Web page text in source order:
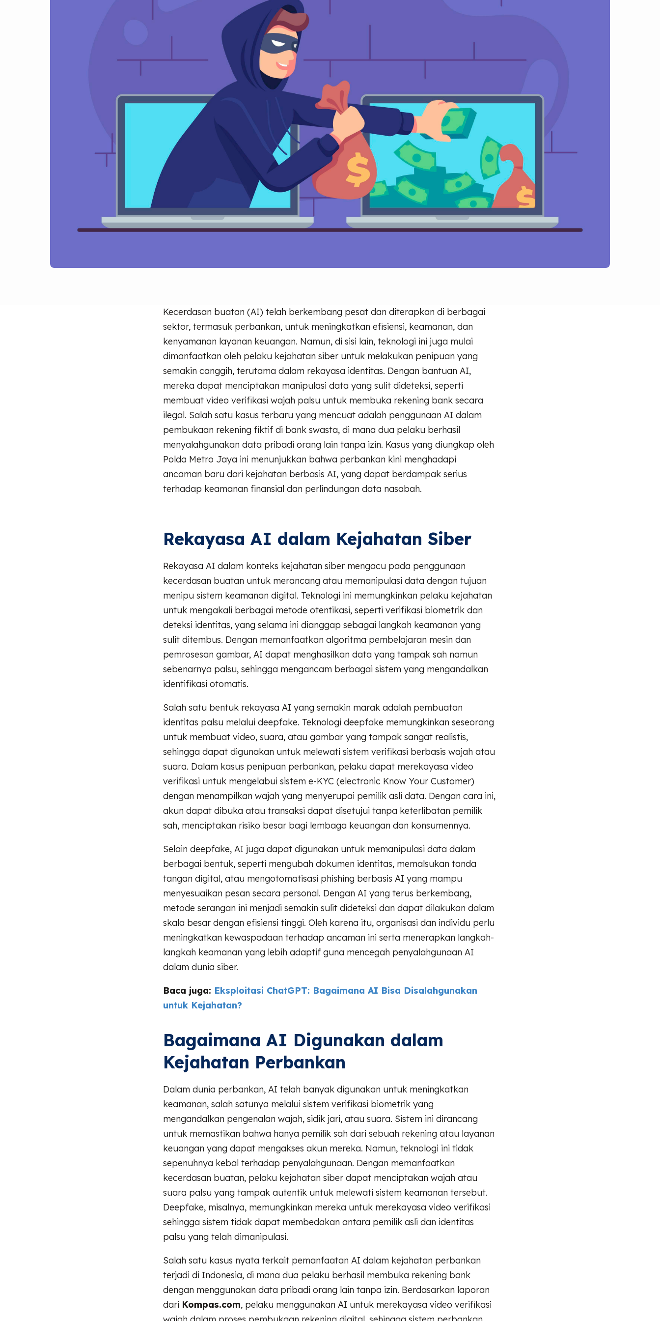
Kecerdasan buatan (AI) telah berkembang pesat dan diterapkan di berbagai
sektor, termasuk perbankan, untuk meningkatkan efisiensi, keamanan, dan
kenyamanan layanan keuangan. Namun, di sisi lain, teknologi ini juga mulai
dimanfaatkan oleh pelaku kejahatan siber untuk melakukan penipuan yang
semakin canggih, terutama dalam rekayasa identitas. Dengan bantuan AI,
mereka dapat menciptakan manipulasi data yang sulit dideteksi, seperti
membuat video verifikasi wajah palsu untuk membuka rekening bank secara
ilegal. Salah satu kasus terbaru yang mencuat adalah penggunaan AI dalam
pembukaan rekening fiktif di bank swasta, di mana dua pelaku berhasil
menyalahgunakan data pribadi orang lain tanpa izin. Kasus yang diungkap oleh
Polda Metro Jaya ini menunjukkan bahwa perbankan kini menghadapi
ancaman baru dari kejahatan berbasis AI, yang dapat berdampak serius
terhadap keamanan finansial dan perlindungan data nasabah.
Rekayasa AI dalam Kejahatan Siber
Rekayasa AI dalam konteks kejahatan siber mengacu pada penggunaan
kecerdasan buatan untuk merancang atau memanipulasi data dengan tujuan
menipu sistem keamanan digital. Teknologi ini memungkinkan pelaku kejahatan
untuk mengakali berbagai metode otentikasi, seperti verifikasi biometrik dan
deteksi identitas, yang selama ini dianggap sebagai langkah keamanan yang
sulit ditembus. Dengan memanfaatkan algoritma pembelajaran mesin dan
pemrosesan gambar, AI dapat menghasilkan data yang tampak sah namun
sebenarnya palsu, sehingga mengancam berbagai sistem yang mengandalkan
identifikasi otomatis.
Salah satu bentuk rekayasa AI yang semakin marak adalah pembuatan
identitas palsu melalui deepfake. Teknologi deepfake memungkinkan seseorang
untuk membuat video, suara, atau gambar yang tampak sangat realistis,
sehingga dapat digunakan untuk melewati sistem verifikasi berbasis wajah atau
suara. Dalam kasus penipuan perbankan, pelaku dapat merekayasa video
verifikasi untuk mengelabui sistem e-KYC (electronic Know Your Customer)
dengan menampilkan wajah yang menyerupai pemilik asli data. Dengan cara ini,
akun dapat dibuka atau transaksi dapat disetujui tanpa keterlibatan pemilik
sah, menciptakan risiko besar bagi lembaga keuangan dan konsumennya.
Selain deepfake, AI juga dapat digunakan untuk memanipulasi data dalam
berbagai bentuk, seperti mengubah dokumen identitas, memalsukan tanda
tangan digital, atau mengotomatisasi phishing berbasis AI yang mampu
menyesuaikan pesan secara personal. Dengan AI yang terus berkembang,
metode serangan ini menjadi semakin sulit dideteksi dan dapat dilakukan dalam
skala besar dengan efisiensi tinggi. Oleh karena itu, organisasi dan individu perlu
meningkatkan kewaspadaan terhadap ancaman ini serta menerapkan langkah-
langkah keamanan yang lebih adaptif guna mencegah penyalahgunaan AI
dalam dunia siber.
Baca juga: Eksploitasi ChatGPT: Bagaimana AI Bisa Disalahgunakan
untuk Kejahatan?
Bagaimana AI Digunakan dalam
Kejahatan Perbankan
Dalam dunia perbankan, AI telah banyak digunakan untuk meningkatkan
keamanan, salah satunya melalui sistem verifikasi biometrik yang
mengandalkan pengenalan wajah, sidik jari, atau suara. Sistem ini dirancang
untuk memastikan bahwa hanya pemilik sah dari sebuah rekening atau layanan
keuangan yang dapat mengakses akun mereka. Namun, teknologi ini tidak
sepenuhnya kebal terhadap penyalahgunaan. Dengan memanfaatkan
kecerdasan buatan, pelaku kejahatan siber dapat menciptakan wajah atau
suara palsu yang tampak autentik untuk melewati sistem keamanan tersebut.
Deepfake, misalnya, memungkinkan mereka untuk merekayasa video verifikasi
sehingga sistem tidak dapat membedakan antara pemilik asli dan identitas
palsu yang telah dimanipulasi.
Salah satu kasus nyata terkait pemanfaatan AI dalam kejahatan perbankan
terjadi di Indonesia, di mana dua pelaku berhasil membuka rekening bank
dengan menggunakan data pribadi orang lain tanpa izin. Berdasarkan laporan
dari Kompas.com, pelaku menggunakan AI untuk merekayasa video verifikasi